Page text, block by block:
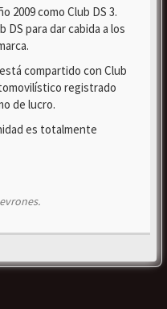
2009 como Club DS 3.
para dar cabida a los
compartido con Club
registrado
de lucro.
es totalmente